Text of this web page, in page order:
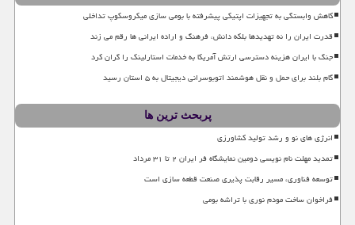
کاهش وابستگی به تجهیزات اپتیکی پیشرفته با بومی سازی میکروسکوپ تداخلی
قدرت ایران را نه تهدیدها بلکه دانش، فرهنگ و اراده ایرانی ها رقم می زند
جنگ با ایران هزینه دسترسی ارتش آمریکا به خدمات استارلینک را گران کرد
گام بلند برای حمل و نقل هوشمند اتوبوسرانی دیجیتال به ۵ استان رسید
پربحث ترین ها
انرژی های نو و رشد تولید کشاورزی
تمدید مهلت نام نویسی دومین نمایشگاه فر ایران ۲ تا ۳۱ مرداد
توسعه فناوری، مسیر رقابت پذیری صنعت قطعه سازی است
فراخوان ساخت مودم نوری با تراشه بومی